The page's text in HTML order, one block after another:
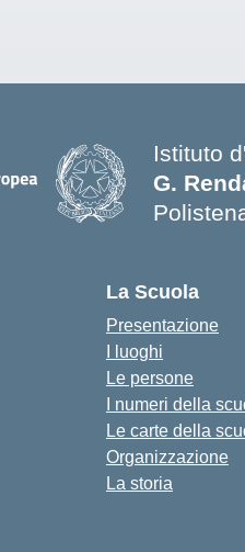
Istituto
G.
La Scuola
Presentazione
I luoghi
Le persone
I numeri della
Le carte della
Organizzazione
La storia